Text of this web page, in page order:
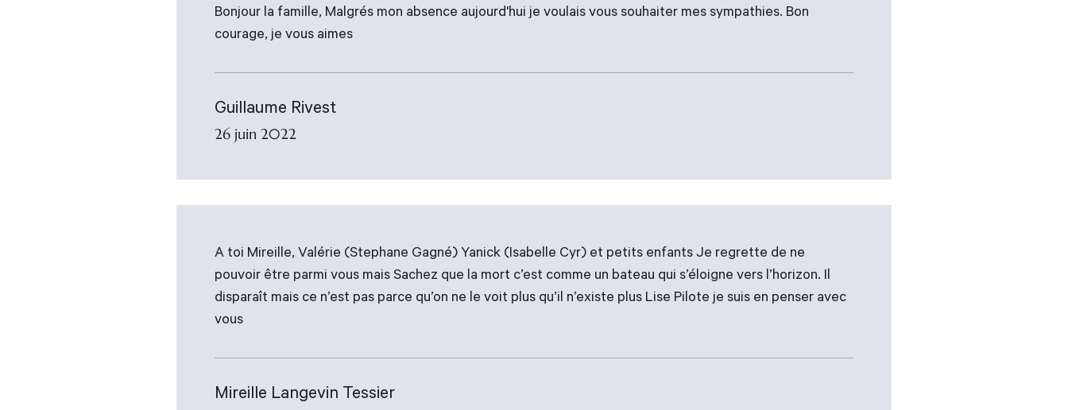
Bonjour la famille, Malgrés mon absence aujourd'hui je voulais vous souhaiter mes sympathies. Bon
courage, je vous aimes
Guillaume Rivest
26 juin 2022
A toi Mireille, Valérie (Stephane Gagné) Yanick (Isabelle Cyr) et petits enfants Je regrette de ne
pouvoir être parmi vous mais Sachez que la mort c’est comme un bateau qui s’éloigne vers l’horizon. Il
disparaît mais ce n’est pas parce qu’on ne le voit plus qu’il n’existe plus Lise Pilote je suis en penser avec
vous
Mireille Langevin Tessier